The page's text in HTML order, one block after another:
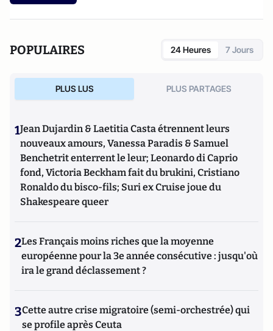
POPULAIRES 24 Heures 7 Jours
PLUS LUS PLUS PARTAGES
1Jean Dujardin & Laetitia Casta étrennent leurs
nouveaux amours, Vanessa Paradis & Samuel
Benchetrit enterrent le leur; Leonardo di Caprio
fond, Victoria Beckham fait du brukini, Cristiano
Ronaldo du bisco-fils; Suri ex Cruise joue du
Shakespeare queer
2Les Français moins riches que la moyenne
européenne pour la 3e année consécutive : jusqu'où
ira le grand déclassement ?
3Cette autre crise migratoire (semi-orchestrée) qui
se profile après Ceuta